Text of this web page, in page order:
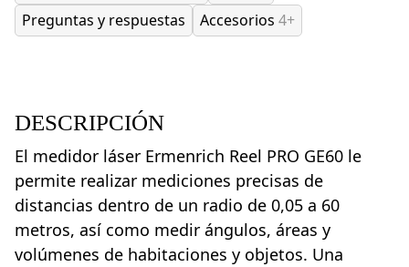
Preguntas y respuestas
Accesorios 4+
DESCRIPCIÓN
El medidor láser Ermenrich Reel PRO GE60 le
permite realizar mediciones precisas de
distancias dentro de un radio de 0,05 a 60
metros, así como medir ángulos, áreas y
volúmenes de habitaciones y objetos. Una